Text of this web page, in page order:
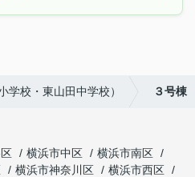
校・東山田中学校） ３号棟
横浜市中区
横浜市南区
横浜市神奈川区
横浜市西区